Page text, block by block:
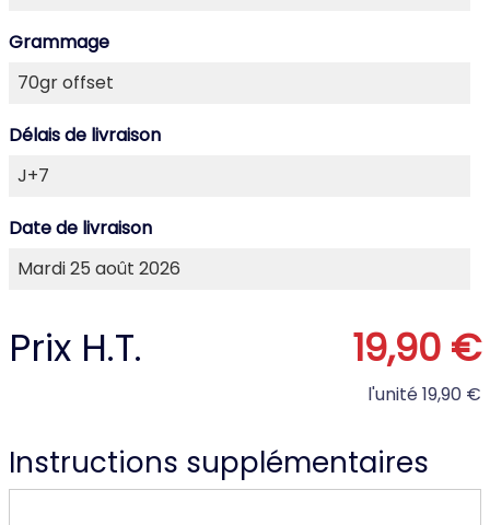
Grammage
Délais de livraison
Date de livraison
Prix H.T. 19,90 €
l'unité19,90 €
Instructions supplémentaires